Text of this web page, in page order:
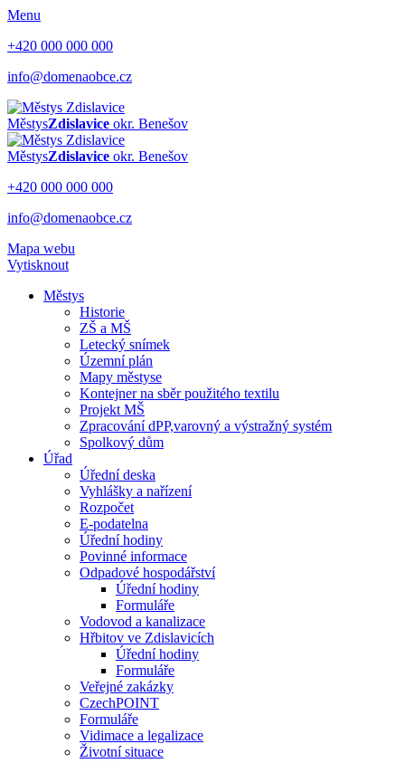
Menu
+420 000 000 000
info@domenaobce.cz
MěstysZdislavice okr. Benešov
MěstysZdislavice okr. Benešov
+420 000 000 000
info@domenaobce.cz
Mapa webu
Vytisknout
Městys
Historie
ZŠ a MŠ
Letecký snímek
Územní plán
Mapy městyse
Kontejner na sběr použitého textilu
Projekt MŠ
Zpracování dPP,varovný a výstražný systém
Spolkový dům
Úřad
Úřední deska
Vyhlášky a nařízení
Rozpočet
E-podatelna
Úřední hodiny
Povinné informace
Odpadové hospodářství
Úřední hodiny
Formuláře
Vodovod a kanalizace
Hřbitov ve Zdislavicích
Úřední hodiny
Formuláře
Veřejné zakázky
CzechPOINT
Formuláře
Vidimace a legalizace
Životní situace